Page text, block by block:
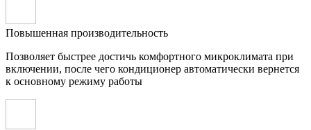
Повышенная производительность
Позволяет быстрее достичь комфортного микроклимата при
включении, после чего кондиционер автоматически вернется
к основному режиму работы